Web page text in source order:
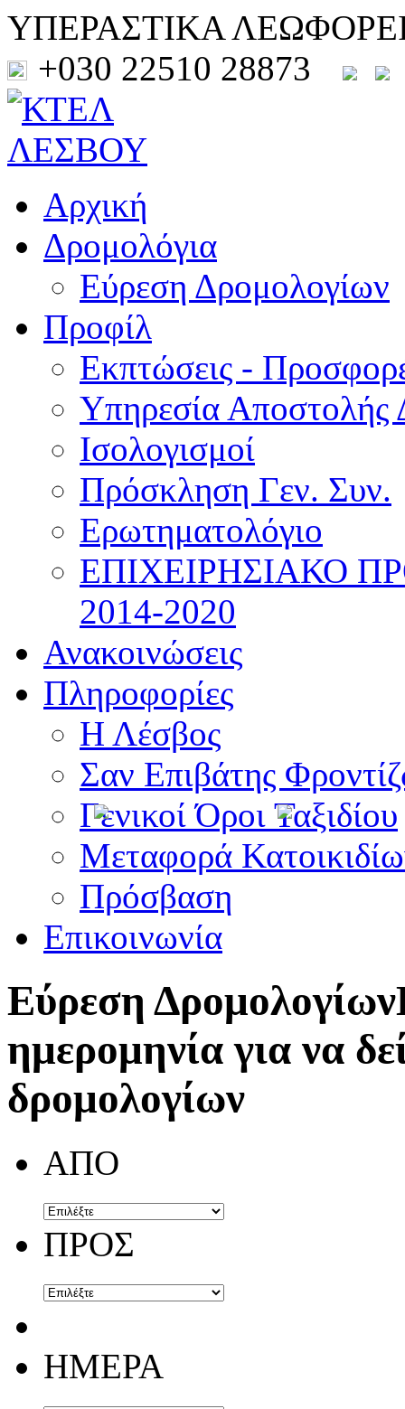
ΥΠΕΡΑΣΤΙΚΑ
+030 22510 28873
Αρχική
Δρομολόγια
Εύρεση Δρομολογίων
Προφίλ
Εκπτώσεις -
Υπηρεσία Αποστολής
Ισολογισμοί
Πρόσκληση Γεν. Συν.
Ερωτηματολόγιο
ΕΠΙΧΕΙΡΗΣΙΑΚΟ
2014-2020
Ανακοινώσεις
Πληροφορίες
Η Λέσβος
Σαν Επιβάτης
Γενικοί Όροι Ταξιδίου
Μεταφορά
Πρόσβαση
Επικοινωνία
Εύρεση Δρομολογίων
ημερομηνία για να
δρομολογίων
ΑΠΟ
ΠΡΟΣ
ΗΜΕΡΑ